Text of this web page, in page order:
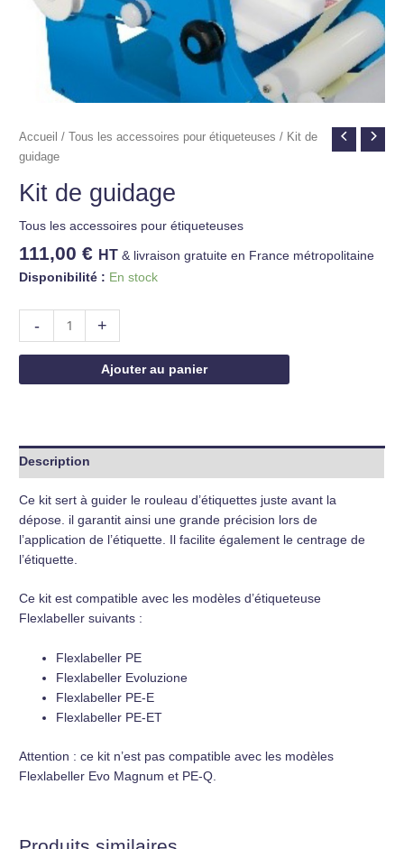
Accueil / Tous les accessoires pour étiqueteuses / Kit de
guidage
Kit de guidage
Tous les accessoires pour étiqueteuses
111,00€ HT & livraison gratuite en France métropolitaine
Disponibilité : En stock
- +
Ajouter au panier
Description
Ce kit sert à guider le rouleau d’étiquettes juste avant la
dépose. il garantit ainsi une grande précision lors de
l’application de l’étiquette. Il facilite également le centrage de
l’étiquette.
Ce kit est compatible avec les modèles d’étiqueteuse
Flexlabeller suivants :
Flexlabeller PE
Flexlabeller Evoluzione
Flexlabeller PE-E
Flexlabeller PE-ET
Attention : ce kit n’est pas compatible avec les modèles
Flexlabeller Evo Magnum et PE-Q.